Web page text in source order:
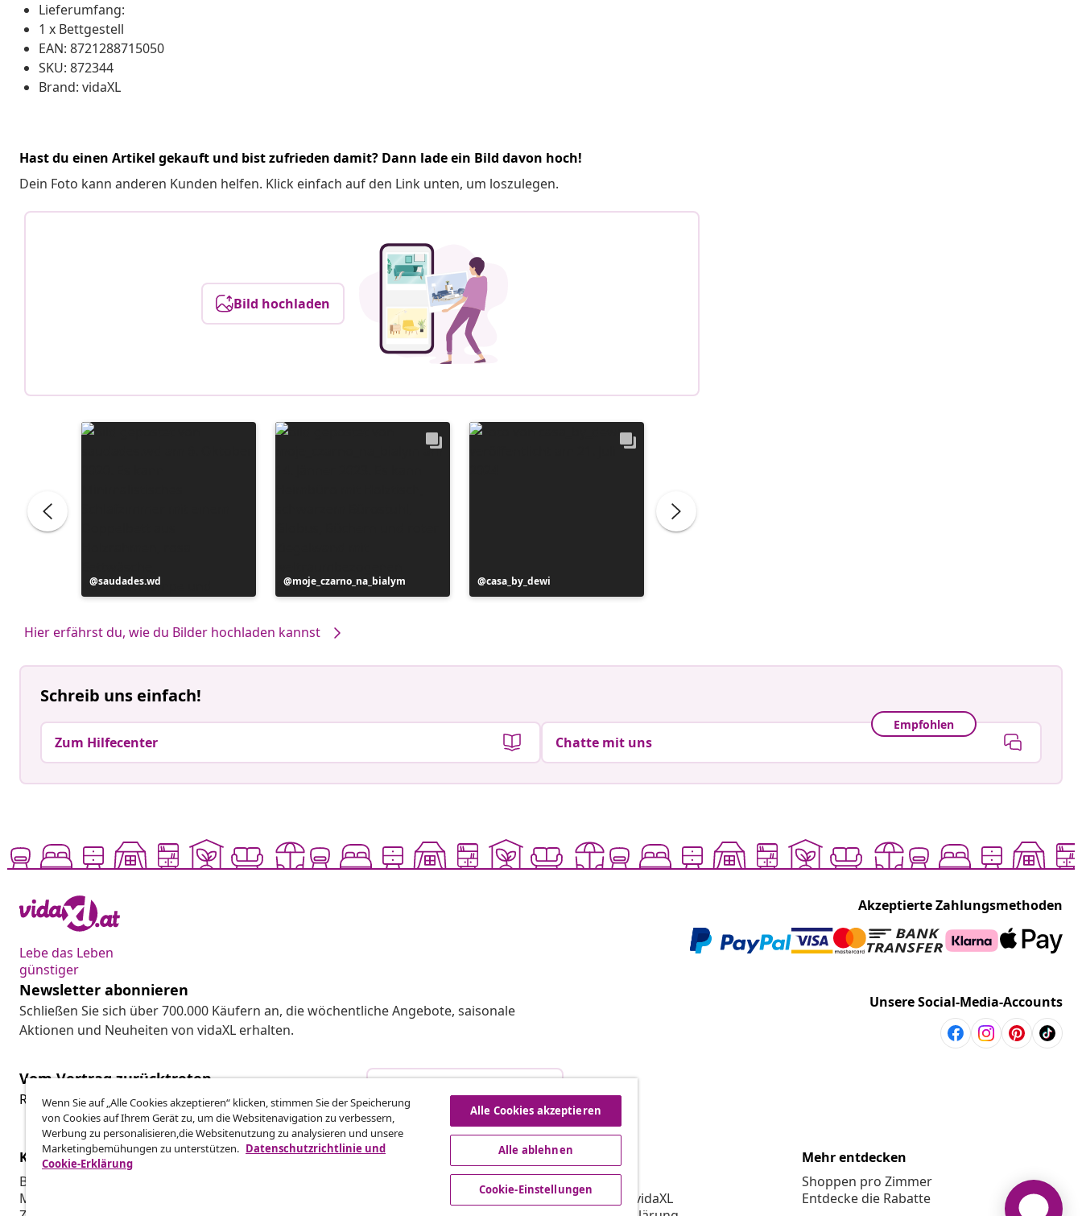
Lieferumfang:
1 x Bettgestell
EAN: 8721288715050
SKU: 872344
Brand: vidaXL
Hast du einen Artikel gekauft und bist zufrieden damit? Dann lade ein Bild davon hoch!
Dein Foto kann anderen Kunden helfen. Klick einfach auf den Link unten, um loszulegen.
Bild hochladen
Beitrag
veröffentlicht
saudades.wd
Beitrag
veröffentlicht
moje_czarno_na_bialym
Beitrag
veröffentlicht
casa_by_dewi
Hier erfährst du, wie du Bilder hochladen kannst
Schreib uns einfach!
Zum Hilfecenter
Empfohlen
Chatte mit uns
Lebe das Leben
günstiger
Akzeptierte Zahlungsmethoden
Newsletter abonnieren
Schließen Sie sich über 700.000 Käufern an, die wöchentliche Angebote, saisonale
Aktionen und Neuheiten von vidaXL erhalten.
Unsere Social-Media-Accounts
Vom Vertrag zurücktreten
Reiche einen Widerrufsantrag für deine Bestellung ein.
Kundenservice
Bestellung verfolgen
Mein Konto
Business
vidaXL
Über vidaXL
AGB Verkäufer vidaXL
Mehr entdecken
Shoppen pro Zimmer
Entdecke die Rabatte
Wenn Sie auf „Alle Cookies akzeptieren“ klicken, stimmen Sie der Speicherung
von Cookies auf Ihrem Gerät zu, um die Websitenavigation zu verbessern,
Werbung zu personalisieren,die Websitenutzung zu analysieren und unsere
Marketingbemühungen zu unterstützen. Datenschutzrichtlinie und
Cookie-Erklärung
Alle Cookies akzeptieren
Alle ablehnen
Cookie-Einstellungen